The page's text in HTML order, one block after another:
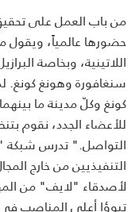
من باب العمل على
حضورها عالمياً، ويقول
اللاتينية، وبخاصة
سنغافورة وهونغ كونغ.
كونغ وكلّ مدينة ما
للأعضاء الجدد، نقوم
التواصل." تدرس شبكة
التنفيذيين من خارج
لأصدقاء "لايف" من
تبوؤا أعلى المناصب